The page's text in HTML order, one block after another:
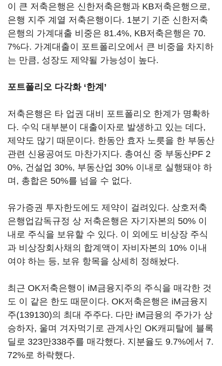
이 큰 저축은행은 신한저축은행과 KB저축은행으로,
은행 지주 계열 저축은행이다. 1분기 기준 신한저축
은행의 가계대출 비중은 81.4%, KB저축은행은 70.
7%다. 가계대출이 포트폴리오에서 큰 비중을 차지하
는 만큼, 성장도 제약될 가능성이 높다.
포트폴리오 다각화 ‘한계’
저축은행은 타 업권 대비 포트폴리오 한계가 명확하
다. 수익 대부분이 대출이자로 발생하고 있는 데다,
제약도 많기 때문이다. 한동안 효자 노릇을 한 부동산
관련 신용공여도 마찬가지다. 총여신 중 부동산PF 2
0%, 건설업 30%, 부동산업 30% 이내로 실행돼야 하
며, 총합은 50%를 넘을 수 없다.
유가증권 투자한도에도 제약이 걸려있다. 상호저축
은행업감독규정 상 저축은행은 자기자본의 50% 이
내로 주식을 보유할 수 있다. 이 외에도 비상장 주식
과 비상장회사채의 합계액이 자비자본의 10% 이내
여야 하는 등, 보유 항목을 상세히 정해놨다.
최근 OK저축은행이 iM금융지주의 주식을 매각한 것
도 이 같은 한도 때문이다. OK저축은행은 iM금융지
주(139130)의 최대 주주다. 다만 iM금융의 주가가 상
승하자, 울며 겨자먹기로 관계사인 OK캐피탈에 블록
딜로 323만338주를 매각했다. 지분율도 9.7%에서 7.
72%로 하락했다.